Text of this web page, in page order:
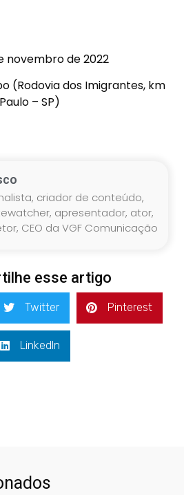
novembro de 2022
(Rodovia dos Imigrantes, km
– SP)
criador de conteúdo,
apresentador, ator,
CEO da VGF Comunicação
esse artigo
Twitter Pinterest
LinkedIn